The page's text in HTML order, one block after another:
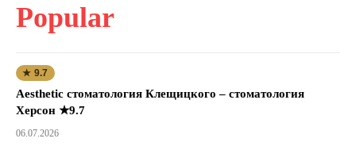
Popular
★ 9.7
Aesthetic стоматология Клещицкого – стоматология
Херсон ★9.7
06.07.2026